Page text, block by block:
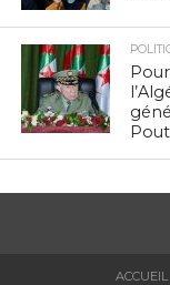
ACCUEIL